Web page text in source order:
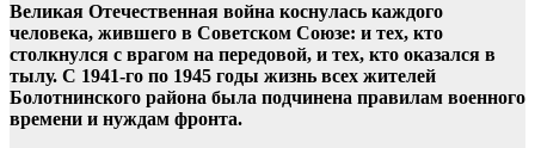
Великая Отечественная война коснулась каждого
человека, жившего в Советском Союзе: и тех, кто
столкнулся с врагом на передовой, и тех, кто оказался в
тылу. С 1941-го по 1945 годы жизнь всех жителей
Болотнинского района была подчинена правилам военного
времени и нуждам фронта.